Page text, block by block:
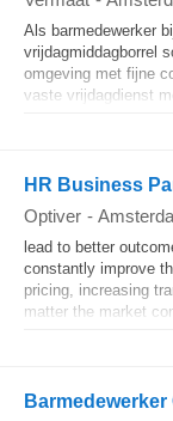
Als barmedewerker
vrijdagmiddagborrel
omgeving met fijne
vaste vrijdagdienst
HR Business
Optiver -
lead to better
constantly improve
pricing, increasing
matter the market
Barmedewerker